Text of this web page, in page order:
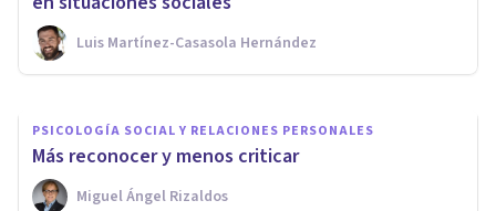
Luis Martínez-Casasola Hernández
Grecia Guzmán Martínez
PSICOLOGÍA SOCIAL Y RELACIONES PERSONALES
Más reconocer y menos criticar
Miguel Ángel Rizaldos